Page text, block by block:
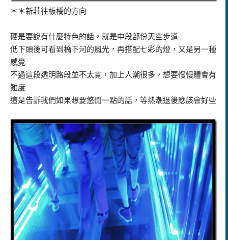
＊＊新莊往板橋的方向
硬是要說有什麼特色的話，就是中段部份天空步道
低下頭後可看到橋下河的風光，再搭配七彩的燈，又是另一種
感覺
不過這段透明路段並不太寛，加上人潮很多，想要慢慢體會有
難度
這是告訴我們如果想要悠閒一點的話，等熱潮退後應該會好些